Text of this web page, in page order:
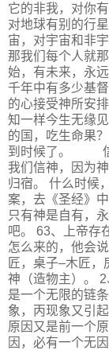
它的非我，对你
对地球有别的行
宙，对宇宙和非
那我们每个人就
始，有未来，永
千年中有多少基
的心接受神所安
知一样今生无缘
的国，吃生命果
到时候了。 信
我们信神，因为
归宿。 什么时候
案，去《圣经》
只有神是自有，
吧。 63、上帝存
怎么来的，他会
匠，桌子–木匠
神（造物主）。
是一个无限的链
象，丙现象又引
原因又是前一个
因，必有一个无